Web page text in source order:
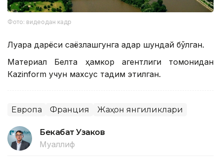
Фото: видеодан кадр
Луара дарёси саёзлашгунга қадар шундай бўлган.
Материал Белта ҳамкор агентлиги томонидан
Кazinform учун махсус тақдим этилган.
Европа Франция Жаҳон янгиликлари
Бекабат Узаков
Муаллиф